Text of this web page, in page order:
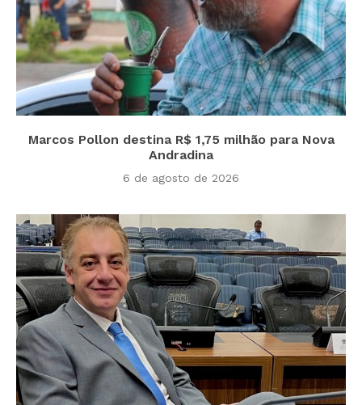
Marcos Pollon destina R$ 1,75 milhão para Nova
Andradina
6 de agosto de 2026